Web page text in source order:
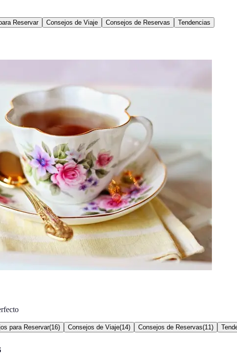
Reservar Consejos de Viaje Consejos de Reservas Tendencias
para Reservar(16) Consejos de Viaje(14) Consejos de Reservas(11 )